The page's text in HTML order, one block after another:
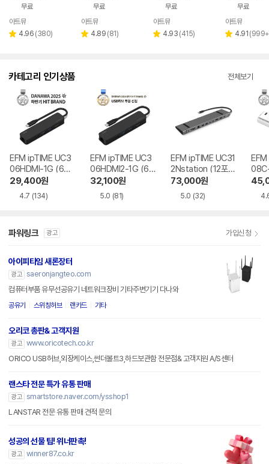
무료
아트뮤
별 4.96 리
(380)
무료
아트뮤
별 4.89 리
(81)
무료
아트뮤
별 4.93 리
(415)
무료
아트뮤
별 4.91 리
(999+
카테고리 인기상품 전체보기
EFM ipTIME UC3
06HDMI-1G (6포
트/USB 3.0 Type
29,400원
4.7 (134)
EFM ipTIME UC3
06HDMI2-1G (6포
트/USB 3.2 Type
32,100원
5.0 (81)
EFM ipTIME UC31
2Nstation (12포
트/USB 3.0 Type
73,000원
5.0 (32)
SB
파워링크 광고 가입신청
아이피타임 새론장터
광고 saeronjangteo.com
컴퓨터부품 유무선공유기 네트워크장비 기타주변기기 다나와
공유기 스위칭허브 랜카드 기타
오리코 총판& 고객지원
광고 www.oricotech.co.kr
ORICO USB허브,외장케이스,썬더볼트3,하드보관함 전문점& 고객지원 A/S센터
랜스타 전문 특가 유통 판매
광고 smartstore.naver.com/ysshop1
LANSTAR 전문 유통 판매 견적 문의
성공의 선물 팁! 위너판촉!
광고 winner87.co.kr